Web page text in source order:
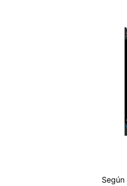
Según